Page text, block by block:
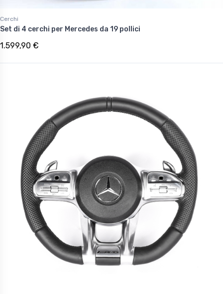
Cerchi
Set di 4 cerchi per Mercedes da 19 pollici
1.599,90 €